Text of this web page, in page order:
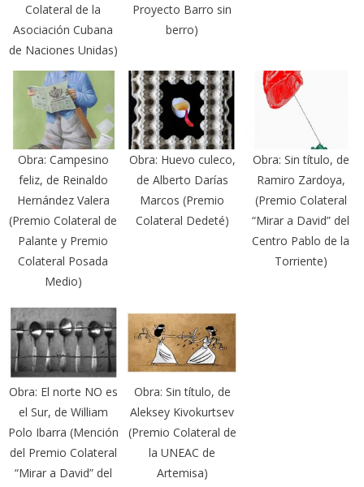
Colateral de la
Asociación Cubana
de Naciones Unidas)
Proyecto Barro sin
berro)
Obra: Campesino
feliz, de Reinaldo
Hernández Valera
(Premio Colateral de
Palante y Premio
Colateral Posada
Medio)
Obra: Huevo culeco,
de Alberto Darías
Marcos (Premio
Colateral Dedeté)
Obra: Sin título, de
Ramiro Zardoya,
(Premio Colateral
“Mirar a David” del
Centro Pablo de la
Torriente)
Obra: El norte NO es
el Sur, de William
Polo Ibarra (Mención
del Premio Colateral
“Mirar a David” del
Obra: Sin título, de
Aleksey Kivokurtsev
(Premio Colateral de
la UNEAC de
Artemisa)